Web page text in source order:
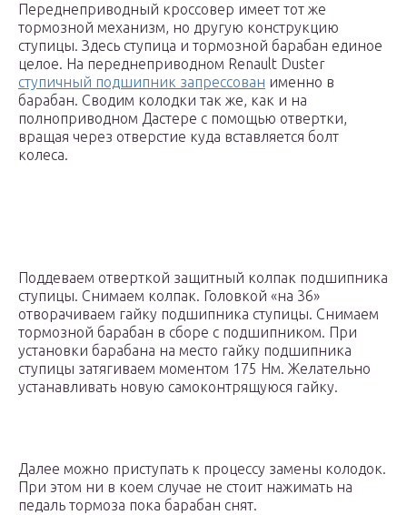
Переднеприводный кроссовер имеет тот же
тормозной механизм, но другую конструкцию
ступицы. Здесь ступица и тормозной барабан единое
целое. На переднеприводном Renault Duster
ступичный подшипник запрессован именно в
барабан. Сводим колодки так же, как и на
полноприводном Дастере с помощью отвертки,
вращая через отверстие куда вставляется болт
колеса.
Поддеваем отверткой защитный колпак подшипника
ступицы. Снимаем колпак. Головкой «на 36»
отворачиваем гайку подшипника ступицы. Снимаем
тормозной барабан в сборе с подшипником. При
установки барабана на место гайку подшипника
ступицы затягиваем моментом 175 Нм. Желательно
устанавливать новую самоконтрящуюся гайку.
Далее можно приступать к процессу замены колодок.
При этом ни в коем случае не стоит нажимать на
педаль тормоза пока барабан снят.